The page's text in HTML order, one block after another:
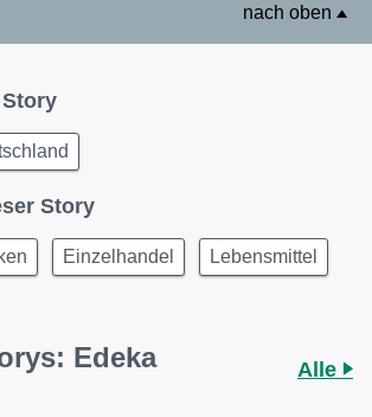
nach oben
Story
Einzelhandel Lebensmittel
Edeka
Alle